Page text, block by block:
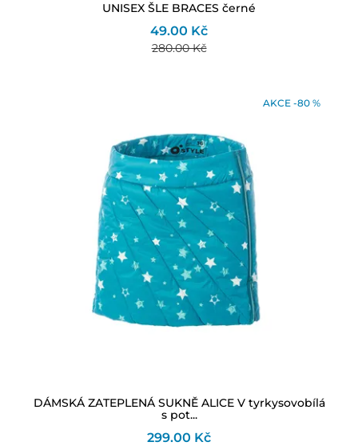
UNISEX ŠLE BRACES černé
49.00 Kč
280.00 Kč
AKCE -80 %
DÁMSKÁ ZATEPLENÁ SUKNĚ ALICE V tyrkysovobílá
s pot...
299.00 Kč